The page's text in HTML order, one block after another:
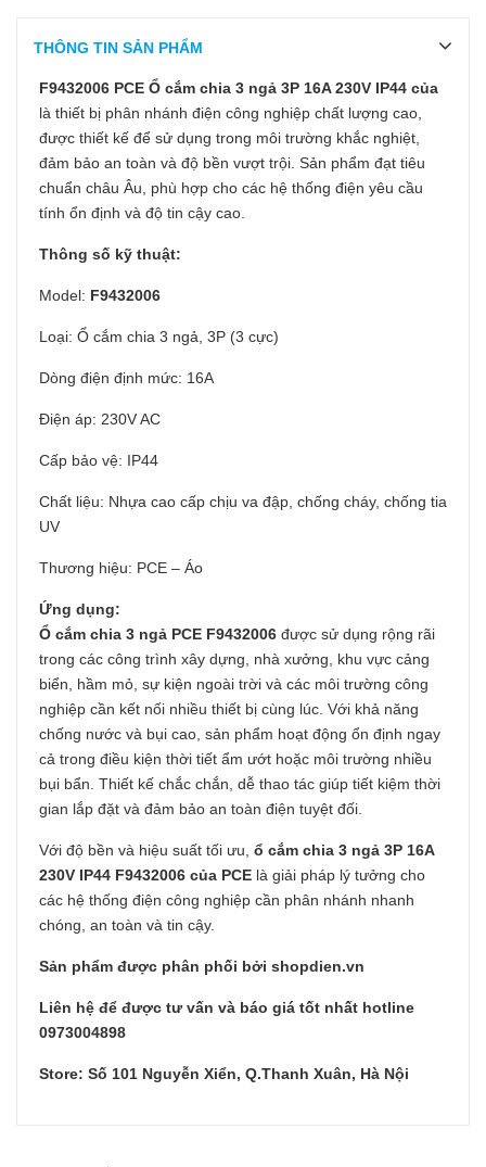
THÔNG TIN SẢN PHẨM
F9432006 PCE Ổ cắm chia 3 ngả 3P 16A 230V IP44 của
là thiết bị phân nhánh điện công nghiệp chất lượng cao,
được thiết kế để sử dụng trong môi trường khắc nghiệt,
đảm bảo an toàn và độ bền vượt trội. Sản phẩm đạt tiêu
chuẩn châu Âu, phù hợp cho các hệ thống điện yêu cầu
tính ổn định và độ tin cậy cao.
Thông số kỹ thuật:
Model: F9432006
Loại: Ổ cắm chia 3 ngả, 3P (3 cực)
Dòng điện định mức: 16A
Điện áp: 230V AC
Cấp bảo vệ: IP44
Chất liệu: Nhựa cao cấp chịu va đập, chống cháy, chống tia
UV
Thương hiệu: PCE – Áo
Ứng dụng:
Ổ cắm chia 3 ngả PCE F9432006 được sử dụng rộng rãi
trong các công trình xây dựng, nhà xưởng, khu vực cảng
biển, hầm mỏ, sự kiện ngoài trời và các môi trường công
nghiệp cần kết nối nhiều thiết bị cùng lúc. Với khả năng
chống nước và bụi cao, sản phẩm hoạt động ổn định ngay
cả trong điều kiện thời tiết ẩm ướt hoặc môi trường nhiều
bụi bẩn. Thiết kế chắc chắn, dễ thao tác giúp tiết kiệm thời
gian lắp đặt và đảm bảo an toàn điện tuyệt đối.
Với độ bền và hiệu suất tối ưu, ổ cắm chia 3 ngả 3P 16A
230V IP44 F9432006 của PCE là giải pháp lý tưởng cho
các hệ thống điện công nghiệp cần phân nhánh nhanh
chóng, an toàn và tin cậy.
Sản phẩm được phân phối bởi shopdien.vn
Liên hệ để được tư vấn và báo giá tốt nhất hotline
0973004898
Store: Số 101 Nguyễn Xiển, Q.Thanh Xuân, Hà Nội